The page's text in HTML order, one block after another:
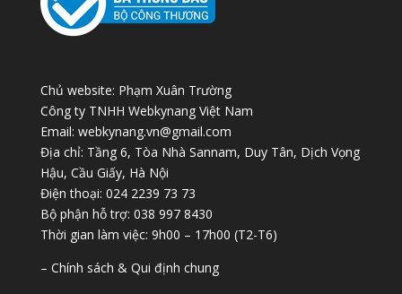
Chủ website: Phạm Xuân Trường
Công ty TNHH Webkynang Việt Nam
Email: webkynang.vn@gmail.com
Địa chỉ: Tầng 6, Tòa Nhà Sannam, Duy Tân, Dịch Vọng
Hậu, Cầu Giấy, Hà Nội
Điện thoại: 024 2239 73 73
Bộ phận hỗ trợ: 038 997 8430
Thời gian làm việc: 9h00 – 17h00 (T2-T6)
– Chính sách & Qui định chung